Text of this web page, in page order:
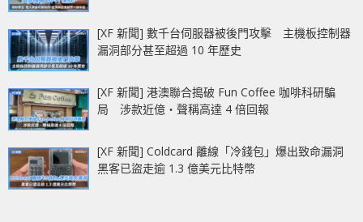
[XF 新聞] 數千台伺服器被後門攻擊 主機板控制器
漏洞部分甚至超過 10 年歷史
[XF 新聞] 港澳聯合搗破 Fun Coffee 咖啡科研騙
局 涉款近億‧聲稱高達 4 倍回報
[XF 新聞] Coldcard 離線「冷錢包」爆出致命漏洞
黑客已盜走逾 1.3 億美元比特幣